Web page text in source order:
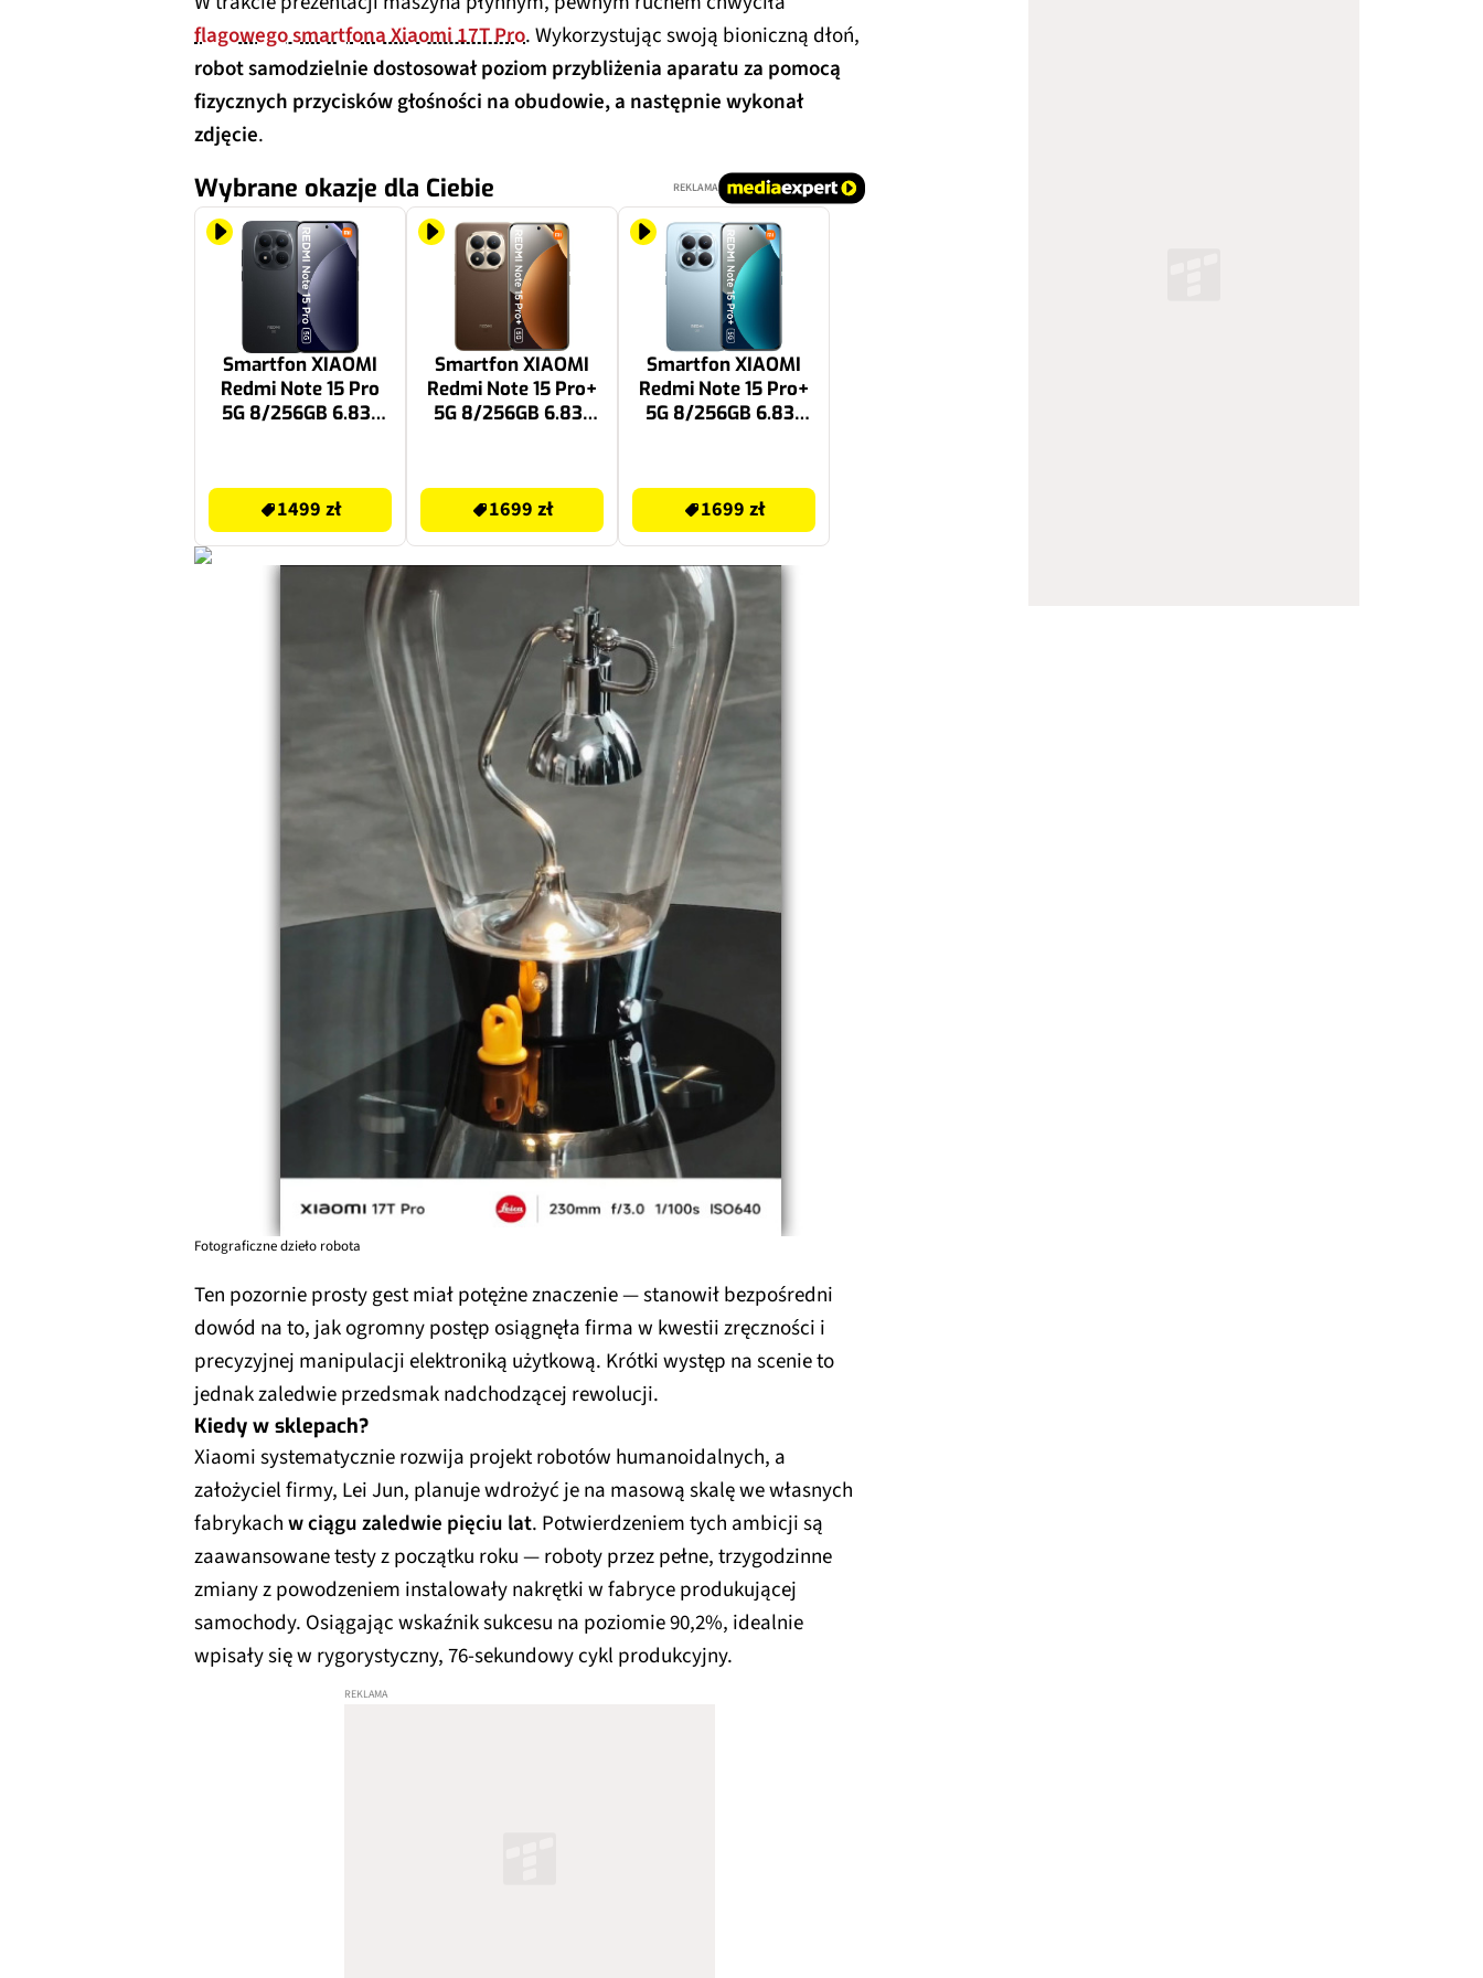
flagowego smartfona Xiaomi 17T Pro. Wykorzystując swoją bioniczną dłoń,
robot samodzielnie dostosował poziom przybliżenia aparatu za pomocą
fizycznych przycisków głośności na obudowie, a następnie wykonał
zdjęcie.
Wybrane okazje dla Ciebie REKLAMA
Smartfon XIAOMI
Redmi Note 15 Pro
5G 8/256GB 6.83"
1499 zł
Smartfon XIAOMI
Redmi Note 15 Pro+
5G 8/256GB 6.83"
1699 zł
Smartfon XIAOMI
Redmi Note 15 Pro+
5G 8/256GB 6.83"
1699 zł
Fotograficzne dzieło robota
Ten pozornie prosty gest miał potężne znaczenie — stanowił bezpośredni
dowód na to, jak ogromny postęp osiągnęła firma w kwestii zręczności i
precyzyjnej manipulacji elektroniką użytkową. Krótki występ na scenie to
jednak zaledwie przedsmak nadchodzącej rewolucji.
Kiedy w sklepach?
Xiaomi systematycznie rozwija projekt robotów humanoidalnych, a
założyciel firmy, Lei Jun, planuje wdrożyć je na masową skalę we własnych
fabrykachw ciągu zaledwie pięciu lat. Potwierdzeniem tych ambicji są
zaawansowane testy z początku roku — roboty przez pełne, trzygodzinne
zmiany z powodzeniem instalowały nakrętki w fabryce produkującej
samochody. Osiągając wskaźnik sukcesu na poziomie 90,2%, idealnie
wpisały się w rygorystyczny, 76-sekundowy cykl produkcyjny.